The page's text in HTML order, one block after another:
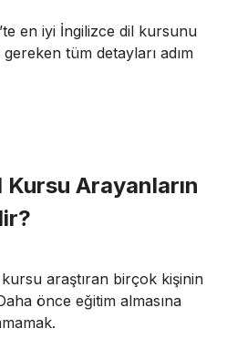
en iyi İngilizce dil kursunu
tüm detayları adım
Arayanların
kursu araştıran birçok kişinin
önce eğitim almasına